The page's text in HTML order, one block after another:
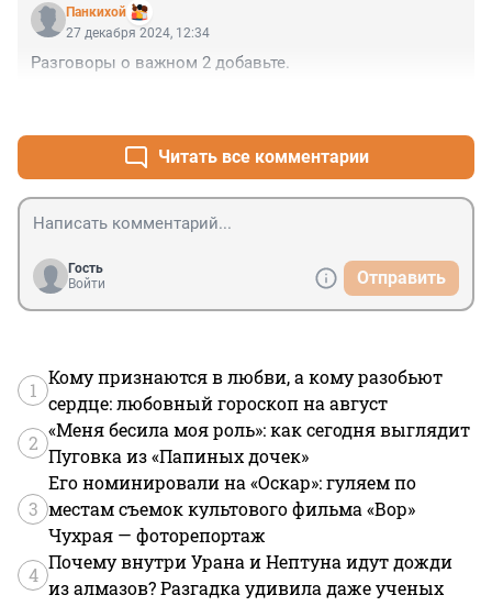
Панкихой
27 декабря 2024, 12:34
Разговоры о важном 2 добавьте.
Читать все комментарии
Гость
Войти
Отправить
1
Кому признаются в любви, а кому разобьют
сердце: любовный гороскоп на август
2
«Меня бесила моя роль»: как сегодня выглядит
Пуговка из «Папиных дочек»
3
Его номинировали на «Оскар»: гуляем по
местам съемок культового фильма «Вор»
Чухрая — фоторепортаж
4
Почему внутри Урана и Нептуна идут дожди
из алмазов? Разгадка удивила даже ученых